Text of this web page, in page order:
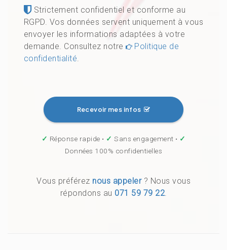
Strictement confidentiel et conforme au
RGPD. Vos données servent uniquement à vous
envoyer les informations adaptées à votre
demande. Consultez notre
Politique de
confidentialité.
Recevoir mes infos
✓ Réponse rapide • ✓ Sans engagement • ✓
Données 100% confidentielles
Vous préférez nous appeler? Nous vous
répondons au 071 59 79 22.